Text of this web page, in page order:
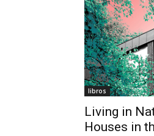
libros
Living in
Houses in